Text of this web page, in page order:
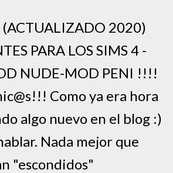
2020)
PARA LOS SIMS 4 -
NUDE-MOD PENI !!!!
Como ya era hora
algo nuevo en el blog :)
Nada mejor que
"escondidos"